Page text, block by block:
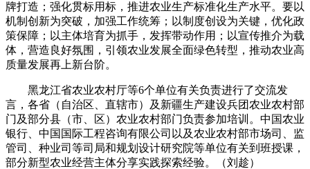
牌打造；强化贯标用标，推进农业生产标准化生产水平。要以
机制创新为突破，加强工作统筹；以制度创设为关键，优化政
策保障；以主体培育为抓手，发挥带动作用；以宣传推介为载
体，营造良好氛围，引领农业发展全面绿色转型，推动农业高
质量发展再上新台阶。
黑龙江省农业农村厅等6个单位有关负责进行了交流发
言，各省（自治区、直辖市）及新疆生产建设兵团农业农村部
门及部分县（市、区）农业农村部门负责参加培训。中国农业
银行、中国国际工程咨询有限公司以及农业农村部市场司、监
管司、种业司等司局和规划设计研究院等单位有关到班授课，
部分新型农业经营主体分享实践探索经验。（刘趁）